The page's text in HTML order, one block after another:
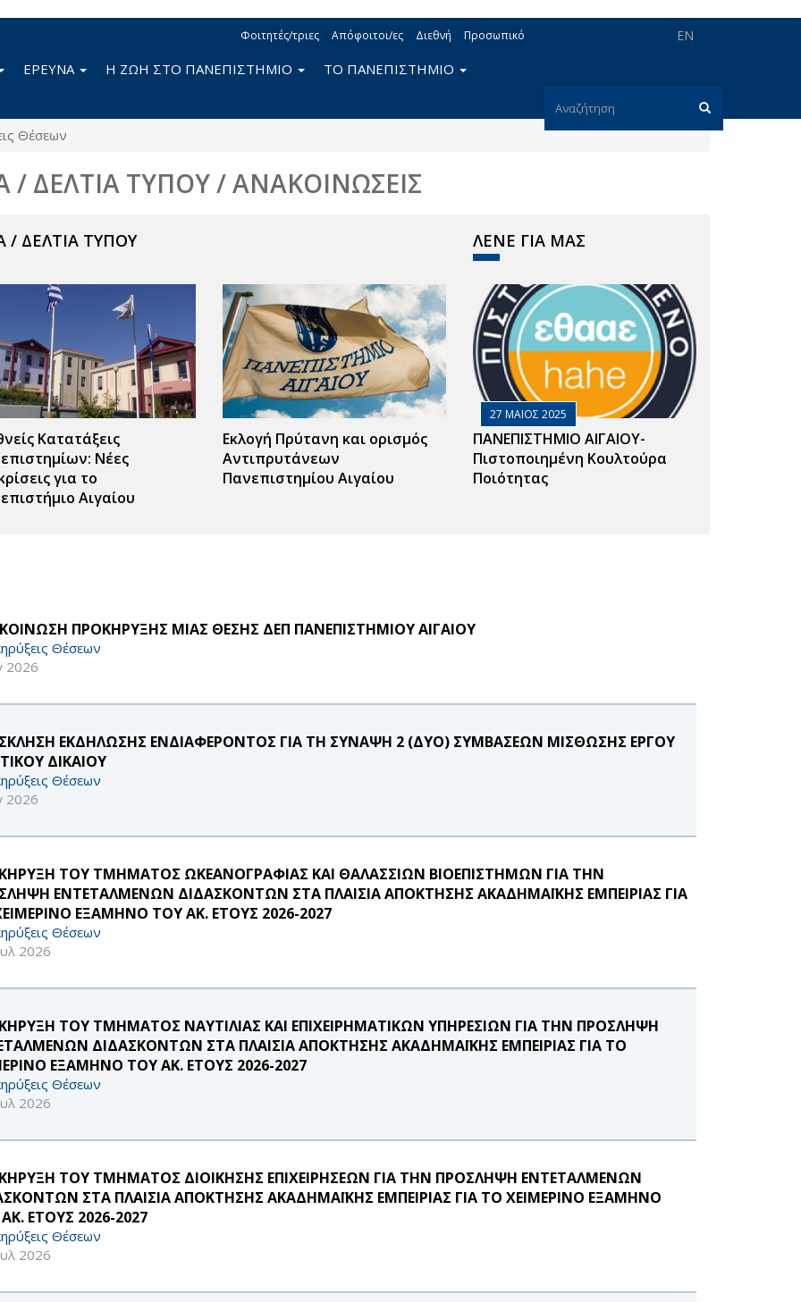
EN
Φοιτητές/τριες Απόφοιτοι/ες Διεθνή Προσωπικό
Φόρμα
ΕΡΕΥΝΑ Η ΖΩΗ ΣΤΟ ΠΑΝΕΠΙΣΤΗΜΙΟ ΤΟ ΠΑΝΕΠΙΣΤΗΜΙΟ
Θέσεων
/ ΔΕΛΤΙΑ ΤΥΠΟΥ / ΑΝΑΚΟΙΝΩΣΕΙΣ
/ ΔΕΛΤΙΑ ΤΥΠΟΥ
Κατατάξεις
Νέες
για το
Αιγαίου
Εκλογή Πρύτανη και ορισμός
Αντιπρυτάνεων
Πανεπιστημίου Αιγαίου
ΛΕΝΕ ΓΙΑ ΜΑΣ
27 ΜΑΙΟΣ 2025
ΠΑΝΕΠΙΣΤΗΜΙΟ ΑΙΓΑΙΟΥ-
Πιστοποιημένη Κουλτούρα
Ποιότητας
ΠΡΟΚΗΡΥΞΗΣ ΜΙΑΣ ΘΕΣΗΣ ΔΕΠ ΠΑΝΕΠΙΣΤΗΜΙΟΥ ΑΙΓΑΙΟΥ
Θέσεων
2026
ΕΚΔΗΛΩΣΗΣ ΕΝΔΙΑΦΕΡΟΝΤΟΣ ΓΙΑ ΤΗ ΣΥΝΑΨΗ 2 (ΔΥΟ) ΣΥΜΒΑΣΕΩΝ ΜΙΣΘΩΣΗΣ ΕΡΓΟΥ
ΔΙΚΑΙΟΥ
Θέσεων
2026
ΤΟΥ ΤΜΗΜΑΤΟΣ ΩΚΕΑΝΟΓΡΑΦΙΑΣ ΚΑΙ ΘΑΛΑΣΣΙΩΝ ΒΙΟΕΠΙΣΤΗΜΩΝ ΓΙΑ ΤΗΝ
ΕΝΤΕΤΑΛΜΕΝΩΝ ΔΙΔΑΣΚΟΝΤΩΝ ΣΤΑ ΠΛΑΙΣΙΑ ΑΠΟΚΤΗΣΗΣ ΑΚΑΔΗΜΑΪΚΗΣ ΕΜΠΕΙΡΙΑΣ ΓΙΑ
ΕΞΑΜΗΝΟ ΤΟΥ ΑΚ. ΕΤΟΥΣ 2026-2027
Θέσεων
2026
ΤΟΥ ΤΜΗΜΑΤΟΣ ΝΑΥΤΙΛΙΑΣ ΚΑΙ ΕΠΙΧΕΙΡΗΜΑΤΙΚΩΝ ΥΠΗΡΕΣΙΩΝ ΓΙΑ ΤΗΝ ΠΡΟΣΛΗΨΗ
ΔΙΔΑΣΚΟΝΤΩΝ ΣΤΑ ΠΛΑΙΣΙΑ ΑΠΟΚΤΗΣΗΣ ΑΚΑΔΗΜΑΪΚΗΣ ΕΜΠΕΙΡΙΑΣ ΓΙΑ ΤΟ
ΕΞΑΜΗΝΟ ΤΟΥ ΑΚ. ΕΤΟΥΣ 2026-2027
Θέσεων
2026
ΤΟΥ ΤΜΗΜΑΤΟΣ ΔΙΟΙΚΗΣΗΣ ΕΠΙΧΕΙΡΗΣΕΩΝ ΓΙΑ ΤΗΝ ΠΡΟΣΛΗΨΗ ΕΝΤΕΤΑΛΜΕΝΩΝ
ΣΤΑ ΠΛΑΙΣΙΑ ΑΠΟΚΤΗΣΗΣ ΑΚΑΔΗΜΑΪΚΗΣ ΕΜΠΕΙΡΙΑΣ ΓΙΑ ΤΟ ΧΕΙΜΕΡΙΝΟ ΕΞΑΜΗΝΟ
ΕΤΟΥΣ 2026-2027
Θέσεων
2026